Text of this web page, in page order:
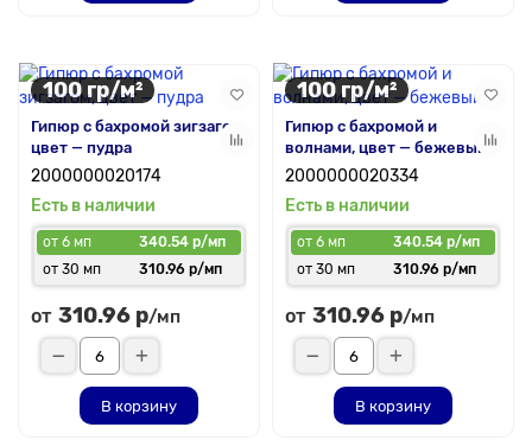
100 гр/м²
Гипюр с бахромой зигзагом,
цвет — пудра
2000000020174
Есть в наличии
от 6 мп
340.54 р/мп
от 30 мп
310.96 р/мп
от 310.96 р/мп
В корзину
100 гр/м²
Гипюр с бахромой и
волнами, цвет — бежевый
2000000020334
Есть в наличии
от 6 мп
340.54 р/мп
от 30 мп
310.96 р/мп
от 310.96 р/мп
В корзину